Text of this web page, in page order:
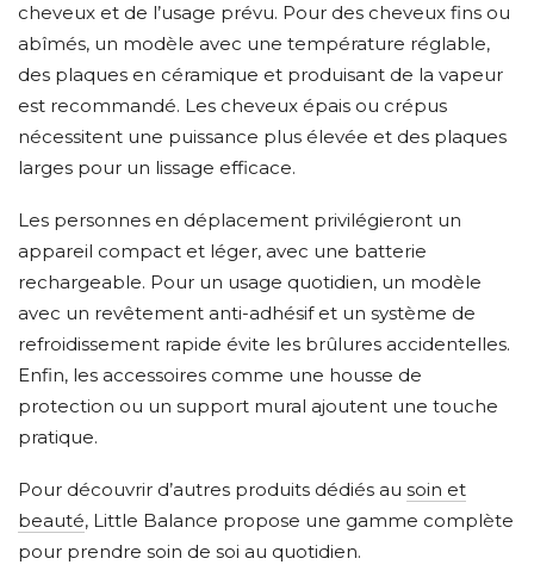
cheveux et de l’usage prévu. Pour des cheveux fins ou
abîmés, un modèle avec une température réglable,
des plaques en céramique et produisant de la vapeur
est recommandé. Les cheveux épais ou crépus
nécessitent une puissance plus élevée et des plaques
larges pour un lissage efficace.
Les personnes en déplacement privilégieront un
appareil compact et léger, avec une batterie
rechargeable. Pour un usage quotidien, un modèle
avec un revêtement anti-adhésif et un système de
refroidissement rapide évite les brûlures accidentelles.
Enfin, les accessoires comme une housse de
protection ou un support mural ajoutent une touche
pratique.
Pour découvrir d’autres produits dédiés au soin et
beauté, Little Balance propose une gamme complète
pour prendre soin de soi au quotidien.